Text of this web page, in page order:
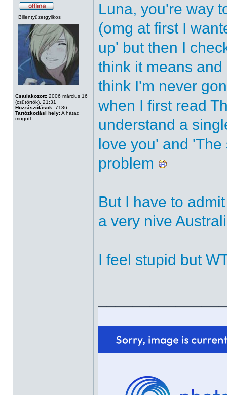
Billentyűzetgyilkos
Csatlakozott: 2006 március 16
(csütörtök), 21:31
Hozzászólások: 7136
Tartózkodási hely:A hátad
mögött
Luna, you're way
(omg at first I
up' but then I
think it means
think I'm never
when I first read
understand a
love you' and
problem
But I have to
a very nive
I feel stupid but